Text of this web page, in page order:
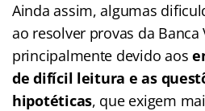
Ainda assim, algumas
ao resolver provas da Banca
principalmente devido aos
de difícil leitura e as
hipotéticas, que exigem